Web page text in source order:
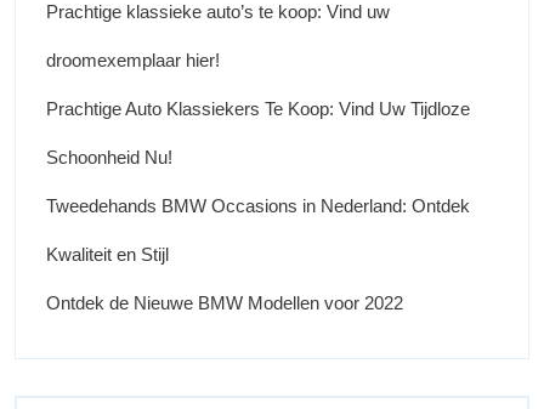
Prachtige klassieke auto’s te koop: Vind uw
droomexemplaar hier!
Prachtige Auto Klassiekers Te Koop: Vind Uw Tijdloze
Schoonheid Nu!
Tweedehands BMW Occasions in Nederland: Ontdek
Kwaliteit en Stijl
Ontdek de Nieuwe BMW Modellen voor 2022